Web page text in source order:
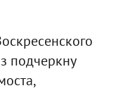
подчеркну